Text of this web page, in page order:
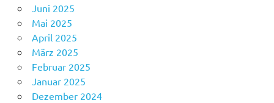
Juni 2025
Mai 2025
April 2025
März 2025
Februar 2025
Januar 2025
Dezember 2024